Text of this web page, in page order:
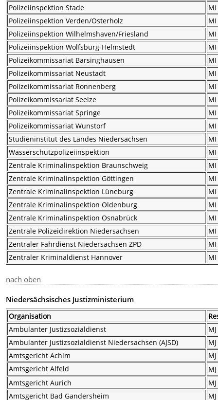
Polizeiinspektion Stade
MI
Polizeiinspektion Verden/Osterholz
MI
Polizeiinspektion Wilhelmshaven/Friesland
MI
Polizeiinspektion Wolfsburg-Helmstedt
MI
Polizeikommissariat Barsinghausen
MI
Polizeikommissariat Neustadt
MI
Polizeikommissariat Ronnenberg
MI
Polizeikommissariat Seelze
MI
Polizeikommissariat Springe
MI
Polizeikommissariat Wunstorf
MI
Studieninstitut des Landes Niedersachsen
MI
Wasserschutzpolizeiinspektion
MI
Zentrale Kriminalinspektion Braunschweig
MI
Zentrale Kriminalinspektion Göttingen
MI
Zentrale Kriminalinspektion Lüneburg
MI
Zentrale Kriminalinspektion Oldenburg
MI
Zentrale Kriminalinspektion Osnabrück
MI
Zentrale Polizeidirektion Niedersachsen
MI
Zentraler Fahrdienst Niedersachsen ZPD
MI
Zentraler Kriminaldienst Hannover
MI
nach oben
Niedersächsisches Justizministerium
Organisation
Ambulanter Justizsozialdienst
MJ
Ambulanter Justizsozialdienst Niedersachsen (AJSD)
MJ
Amtsgericht Achim
MJ
Amtsgericht Alfeld
MJ
Amtsgericht Aurich
MJ
Amtsgericht Bad Gandersheim
MJ